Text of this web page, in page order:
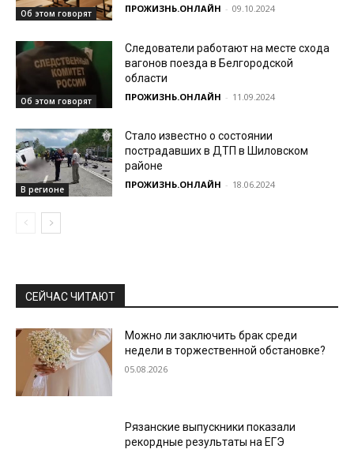
Об этом говорят ПРОЖИЗНЬ.ОНЛАЙН - 09.10.2024
Об этом говорят
Следователи работают на месте схода
вагонов поезда в Белгородской
области
ПРОЖИЗНЬ.ОНЛАЙН - 11.09.2024
В регионе
Стало известно о состоянии
пострадавших в ДТП в Шиловском
районе
ПРОЖИЗНЬ.ОНЛАЙН - 18.06.2024
СЕЙЧАС ЧИТАЮТ
Можно ли заключить брак среди
недели в торжественной обстановке?
05.08.2026
Рязанские выпускники показали
рекордные результаты на ЕГЭ